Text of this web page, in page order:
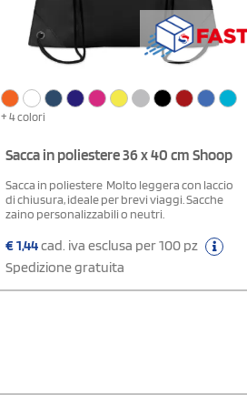
+ 4 colori
Sacca in poliestere 36 x 40 cm Shoop
Sacca in poliestere Molto leggera con laccio
di chiusura, ideale per brevi viaggi. Sacche
zaino personalizzabili o neutri.
€1,44cad. iva esclusa per 100 pz
Spedizione gratuita